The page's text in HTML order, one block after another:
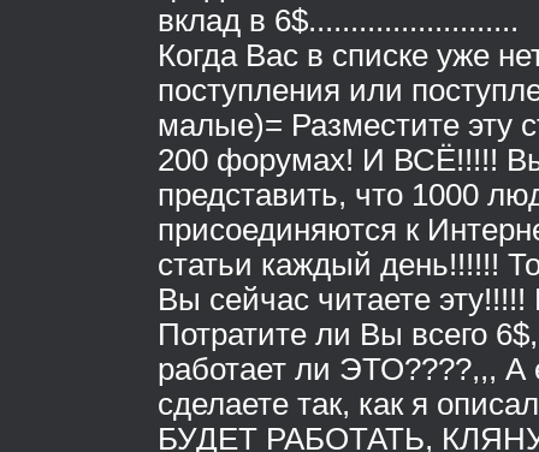
вклад в 6$.........................
Когда Вас в списке уже
поступления или
малые)= Разместите эту
200 форумах! И ВСЁ!!!!!
представить, что 1000
присоединяются к
статьи каждый день!!!!!!
Вы сейчас читаете эту!!!!!
Потратите ли Вы всего
работает ли ЭТО????,,, А
сделаете так, как я
БУДЕТ РАБОТАТЬ,